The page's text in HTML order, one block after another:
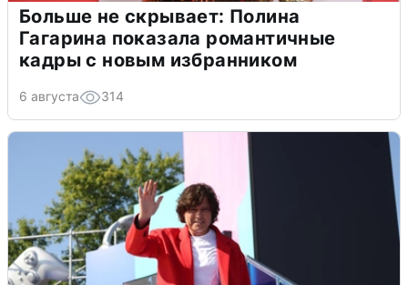
Больше не скрывает: Полина
Гагарина показала романтичные
кадры с новым избранником
6 августа 314